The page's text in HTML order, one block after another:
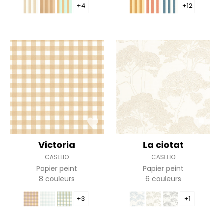
+4 +12
Victoria
CASELIO
Papier peint
8 couleurs
+3
La ciotat
CASELIO
Papier peint
6 couleurs
+1